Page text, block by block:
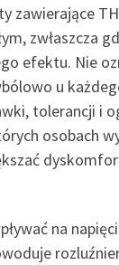
zawierające
zwłaszcza
efektu. Nie
u
tolerancji i
osobach
na